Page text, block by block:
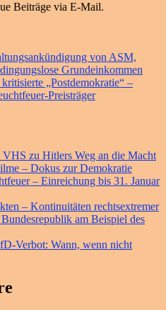
Beiträge via E-Mail.
von ASM,
Grundeinkommen
„Postdemokratie“ –
Preisträger
zu Hitlers Weg an die Macht
– Dokus zur Demokratie
– Einreichung bis 31. Januar
– Kontinuitäten rechtsextremer
am Beispiel des
Verbot: Wann, wenn nicht